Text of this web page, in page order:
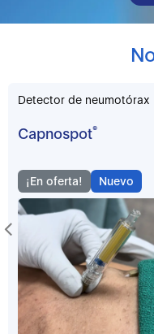
Detector de neumotórax
Capnospot®
Nuevo
¡En oferta!